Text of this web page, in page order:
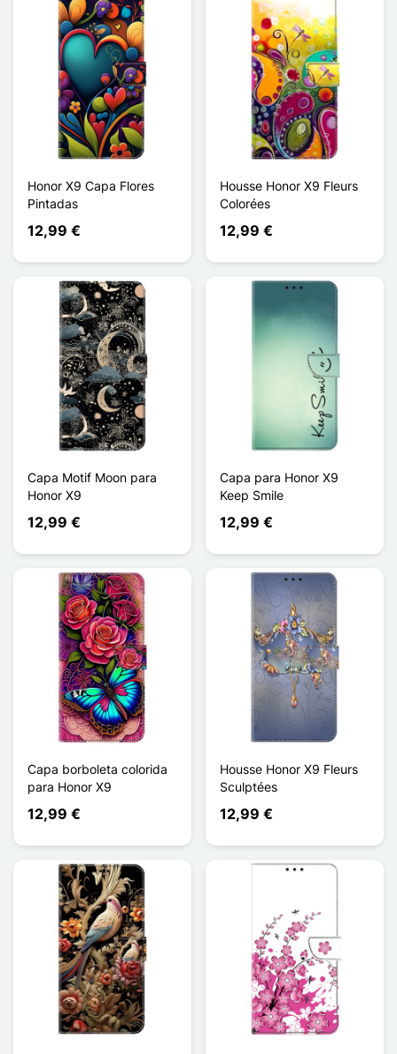
Honor X9 Capa Flores
Pintadas
12,99 €
Housse Honor X9 Fleurs
Colorées
12,99 €
Capa Motif Moon para
Honor X9
12,99 €
Capa para Honor X9
Keep Smile
12,99 €
Capa borboleta colorida
para Honor X9
12,99 €
Housse Honor X9 Fleurs
Sculptées
12,99 €